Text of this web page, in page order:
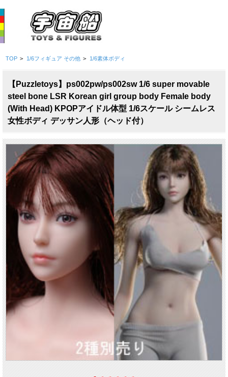
TOP > 1/6フィギュア その他 > 1/6素体ボディ
【Puzzletoys】ps002pw/ps002sw 1/6 super movable
steel bone LSR Korean girl group body Female body
(With Head) KPOPアイドル体型 1/6スケール シームレス
女性ボディ デッサン人形（ヘッド付）